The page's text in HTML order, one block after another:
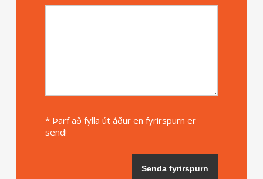
* Þarf að fylla út áður en fyrirspurn er
send!